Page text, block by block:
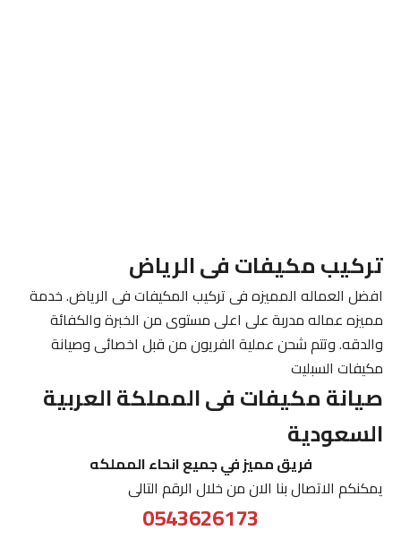
تركيب مكيفات فى الرياض
افضل العماله المميزه فى تركيب المكيفات فى الرياض. خدمة
مميزه عماله مدربة على اعلى مستوى من الخبرة والكفائة
والدقه. وتتم شحن عملية الفريون من قبل اخصائى وصيانة
مكيفات السبليت
صيانة مكيفات فى المملكة العربية
السعودية
فريق مميز في جميع انحاء المملكه
يمكنكم الاتصال بنا الان من خلال الرقم التالى
0543626173